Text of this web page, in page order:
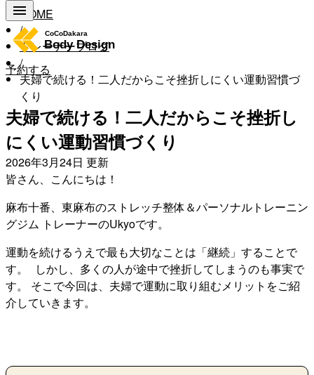
予約する
HOME
/
トレーナーブログ
/
夫婦で続ける！二人だからこそ挫折しにくい運動習慣づ
くり
夫婦で続ける！二人だからこそ挫折し
にくい運動習慣づくり
2026年3月24日 更新
皆さん、こんにちは！
麻布十番、東麻布のストレッチ整体＆パーソナルトレーニン
グジム トレーナーのUkyoです。
運動を続けるうえで最も大切なことは「継続」することで
す。 しかし、多くの人が途中で挫折してしまうのも事実で
す。 そこで今回は、夫婦で運動に取り組むメリットをご紹
介していきます。